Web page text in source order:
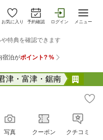
お気に入り 予約確認 ログイン メニュー
津・富津・鋸南
写真 クーポン クチコミ